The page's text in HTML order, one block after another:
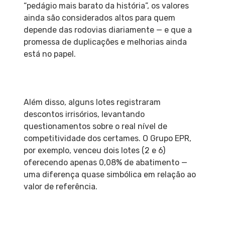
“pedágio mais barato da história”, os valores
ainda são considerados altos para quem
depende das rodovias diariamente — e que a
promessa de duplicações e melhorias ainda
está no papel.
Além disso, alguns lotes registraram
descontos irrisórios, levantando
questionamentos sobre o real nível de
competitividade dos certames. O Grupo EPR,
por exemplo, venceu dois lotes (2 e 6)
oferecendo apenas 0,08% de abatimento —
uma diferença quase simbólica em relação ao
valor de referência.